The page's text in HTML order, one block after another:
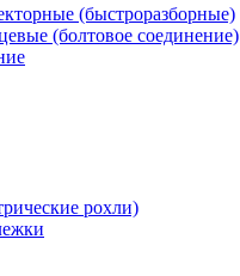
(быстроразборные)
(болтовое соединение)
рохли)